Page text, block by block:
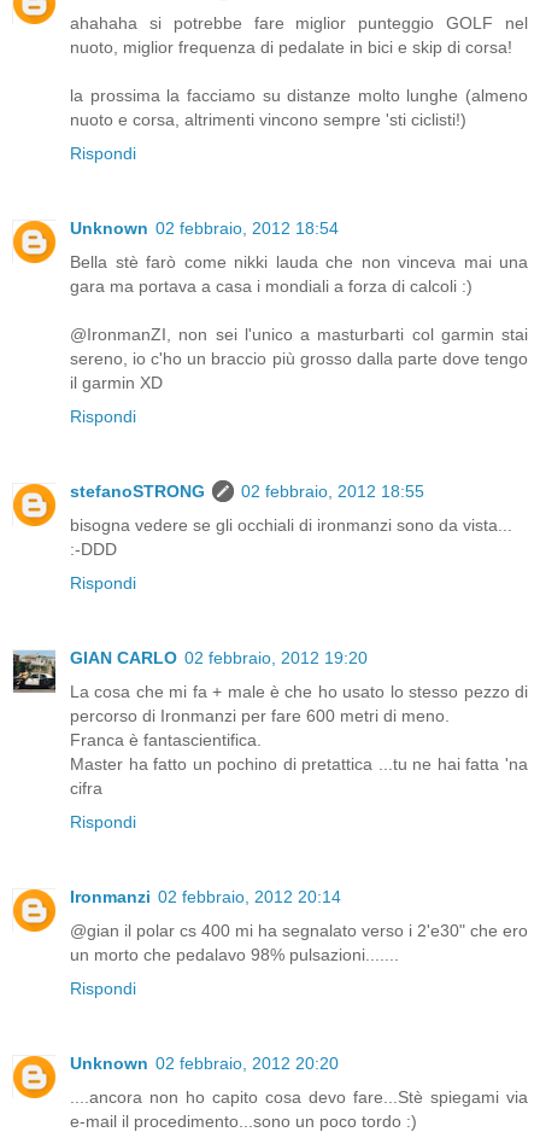
ahahaha si potrebbe fare miglior punteggio GOLF nel
nuoto, miglior frequenza di pedalate in bici e skip di corsa!
la prossima la facciamo su distanze molto lunghe (almeno
nuoto e corsa, altrimenti vincono sempre 'sti ciclisti!)
Rispondi
Unknown 02 febbraio, 2012 18:54
Bella stè farò come nikki lauda che non vinceva mai una
gara ma portava a casa i mondiali a forza di calcoli :)
@IronmanZI, non sei l'unico a masturbarti col garmin stai
sereno, io c'ho un braccio più grosso dalla parte dove tengo
il garmin XD
Rispondi
stefanoSTRONG
02 febbraio, 2012 18:55
bisogna vedere se gli occhiali di ironmanzi sono da vista...
:-DDD
Rispondi
GIAN CARLO 02 febbraio, 2012 19:20
La cosa che mi fa + male è che ho usato lo stesso pezzo di
percorso di Ironmanzi per fare 600 metri di meno.
Franca è fantascientifica.
Master ha fatto un pochino di pretattica ...tu ne hai fatta 'na
cifra
Rispondi
Ironmanzi 02 febbraio, 2012 20:14
@gian il polar cs 400 mi ha segnalato verso i 2'e30" che ero
un morto che pedalavo 98% pulsazioni.......
Rispondi
Unknown 02 febbraio, 2012 20:20
....ancora non ho capito cosa devo fare...Stè spiegami via
e-mail il procedimento...sono un poco tordo :)